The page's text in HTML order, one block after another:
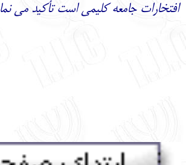
افتخارات جامعه کلیمی است تأکید می